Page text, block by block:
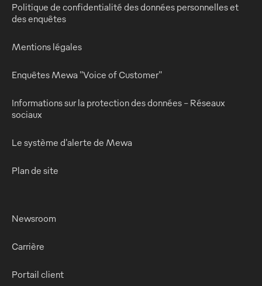
Politique de confidentialité des données personnelles et
des enquêtes
Mentions légales
Enquêtes Mewa "Voice of Customer"
Informations sur la protection des données - Réseaux
sociaux
Le système d'alerte de Mewa
Plan de site
Newsroom
Carrière
Portail client